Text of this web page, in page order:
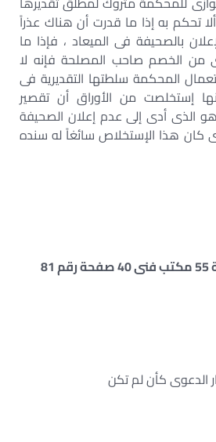
تحكم به إذا ما قدرت أن هناك عذراً
بالصحيفة فى الميعاد ، فإذا ما
من الخصم صاحب المصلحة فإنه لا
المحكمة سلطتها التقديرية فى
إستخلصت من الأوراق أن تقصير
الذى أدى إلى عدم إعلان الصحيفة
كان هذا الإستخلاص سائغاً له سنده
الدعوى كأن لم تكن